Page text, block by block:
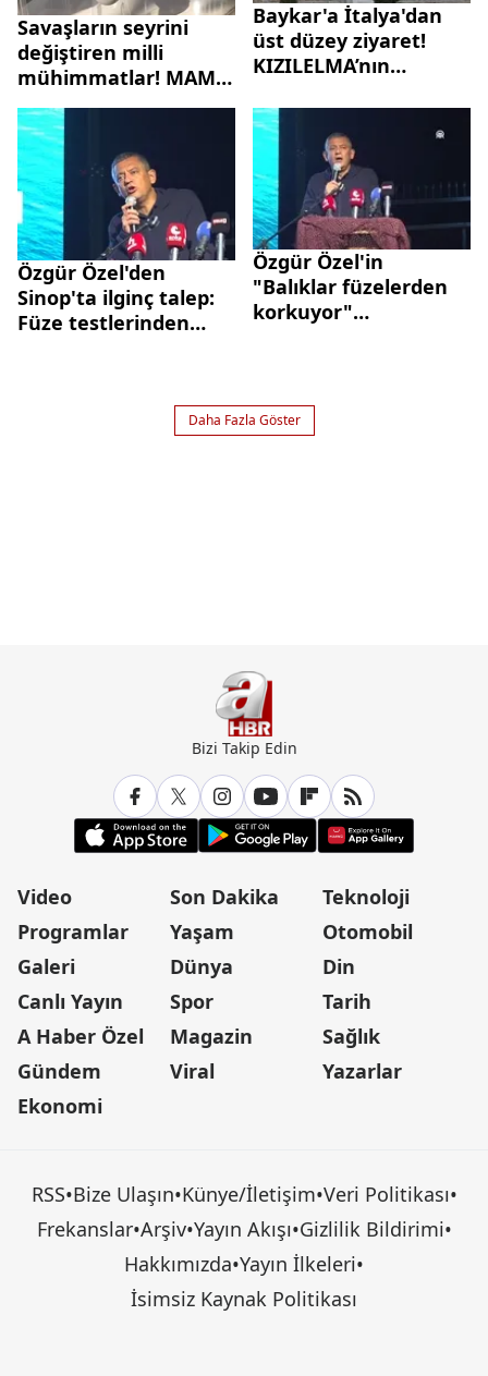
Savaşların seyrini
değiştiren milli
mühimmatlar! MAM
ailesi 40'tan fazla
ülkeye ihraç ediliyor
Baykar'a İtalya'dan
üst düzey ziyaret!
KIZILELMA’nın
Özgür Özel'den
Sinop'ta ilginç talep:
Füze testlerinden
Özgür Özel'in
"Balıklar füzelerden
korkuyor"
Körfezi'ndeki
kirlilikten ölen
Daha Fazla Göster
Bizi Takip Edin
Video
Programlar
Galeri
Canlı Yayın
A Haber Özel
Gündem
Ekonomi
Son Dakika
Yaşam
Dünya
Spor
Magazin
Viral
Teknoloji
Otomobil
Din
Tarih
Sağlık
Yazarlar
RSS•Bize Ulaşın•Künye/İletişim•Veri Politikası•
Frekanslar•Arşiv•Yayın Akışı•Gizlilik Bildirimi•
Hakkımızda•Yayın İlkeleri•
İsimsiz Kaynak Politikası